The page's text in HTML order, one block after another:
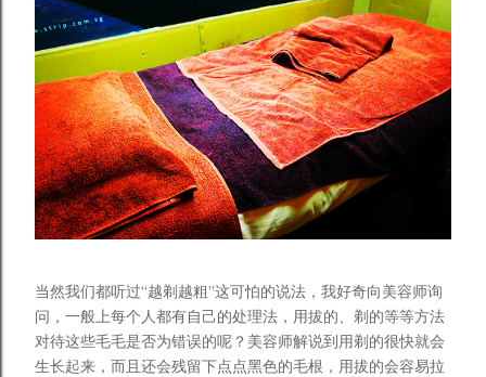
当然我们都听过“越剃越粗”这可怕的说法，我好奇向美容师询
问，一般上每个人都有自己的处理法，用拔的、剃的等等方法
对待这些毛毛是否为错误的呢？美容师解说到用剃的很快就会
生长起来，而且还会残留下点点黑色的毛根，用拔的会容易拉